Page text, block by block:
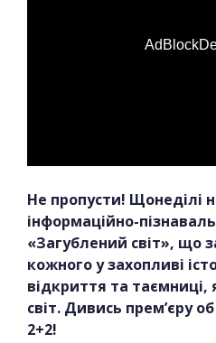
Не пропусти! Щонеділі
інформаційно-
«Загублений світ», що
кожного у захопливі
відкриття та
світ. Дивись прем’єру
2+2!